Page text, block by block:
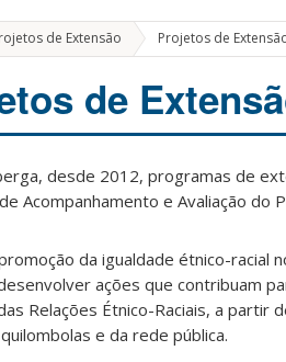
de Extensão Projetos de
de
desde 2012, programas de
Acompanhamento e Avaliação do
da igualdade étnico-racial
ações que contribuam
Relações Étnico-Raciais, a
e da rede pública.